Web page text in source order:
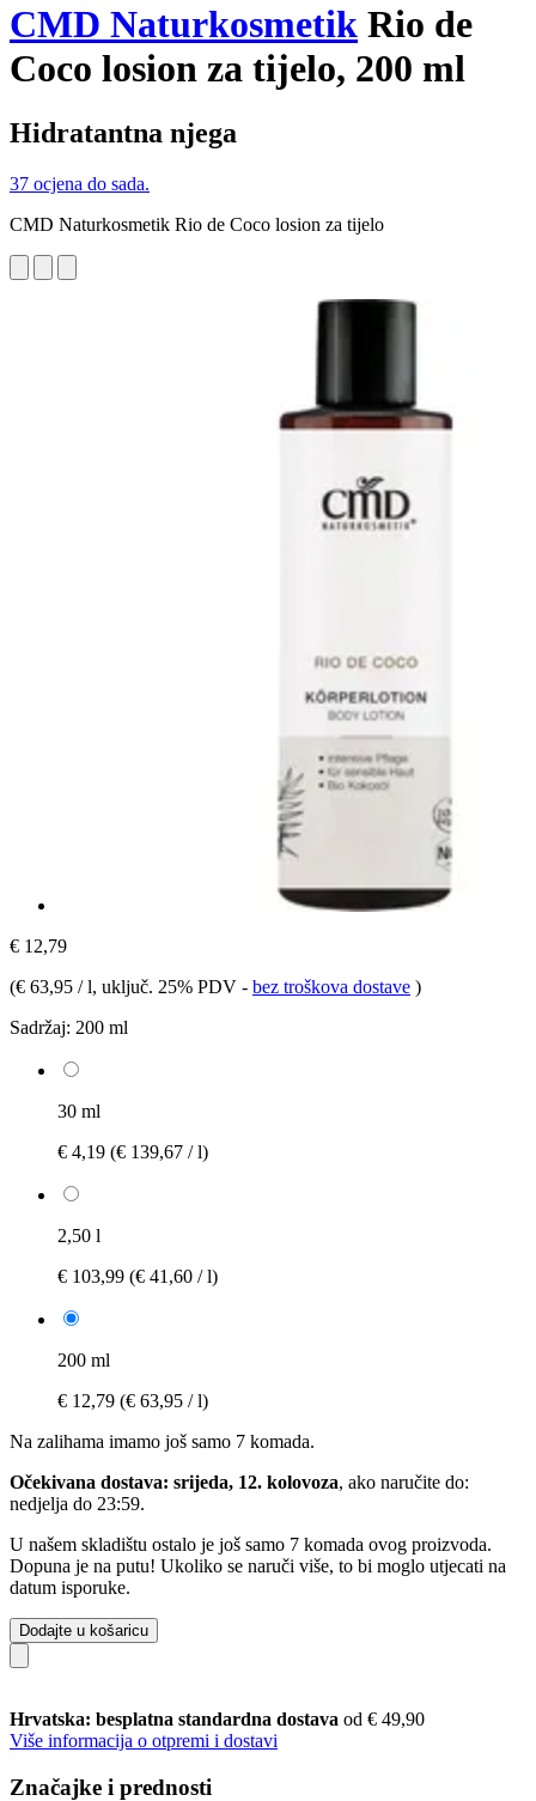
CMD Naturkosmetik Rio de
Coco losion za tijelo, 200 ml
Hidratantna njega
37 ocjena do sada.
CMD Naturkosmetik Rio de Coco losion za tijelo
€ 12,79
(€ 63,95 / l, uključ. 25% PDV - bez troškova dostave )
Sadržaj: 200 ml
30 ml
€ 4,19 (€ 139,67 / l)
2,50 l
€ 103,99 (€ 41,60 / l)
200 ml
€ 12,79 (€ 63,95 / l)
Na zalihama imamo još samo 7 komada.
Očekivana dostava: srijeda, 12. kolovoza, ako naručite do:
nedjelja do 23:59.
U našem skladištu ostalo je još samo 7 komada ovog proizvoda.
Dopuna je na putu! Ukoliko se naruči više, to bi moglo utjecati na
datum isporuke.
Dodajte u košaricu
Hrvatska: besplatna standardna dostava od € 49,90
Više informacija o otpremi i dostavi
Značajke i prednosti